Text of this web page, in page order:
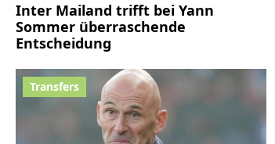
Inter Mailand trifft bei Yann
Sommer überraschende
Entscheidung